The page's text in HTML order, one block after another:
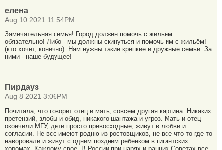
елена
Aug 10 2021 11:54PM
Замечательная семья! Город должен помочь с жильём
обязательно! Либо - мы должны скинуться и помочь им с жильём!
(кто хочет, конечно). Нам нужны такие крепкие и дружные семьи. За
ними - наше будущее!
Пирдауз
Aug 8 2021 3:06PM
Почитала, что говорит отец и мать, совсем другая картина. Никаких
претензий, злобы и обид, никакого шантажа и угроз. Мать и отец
окончили МГУ, дети просто превосходные, живут в любви и
согласии. Не все имеют родню из ростовщиков, не все что-то где-то
наворовали и живут с одним поздним ребенком в гигантских
хоромах. Каждому свое. В России при царях и ранних Советах все